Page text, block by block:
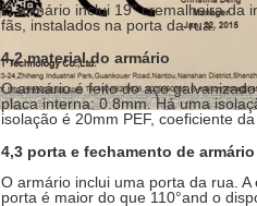
O armário inclui 19" cremalheira da
fãs, instalados na porta da rua.
4,2 material do armário
O armário é feito do aço
placa interna: 0.8mm. Há uma
isolação é 20mm PEF, coeficiente
4,3 porta e fechamento de armário
O armário inclui uma porta da rua.
porta é maior do que 110°and o